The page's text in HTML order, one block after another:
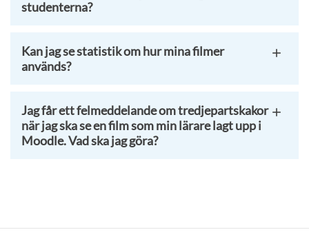
studenterna?
Kan jag se statistik om hur mina filmer
används?
Jag får ett felmeddelande om tredjepartskakor
när jag ska se en film som min lärare lagt upp i
Moodle. Vad ska jag göra?